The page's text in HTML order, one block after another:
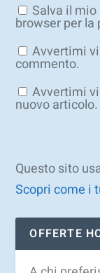
Salva il
browser per
Avvertimi
commento.
Avvertimi
nuovo articolo.
Questo sito
Scopri come i
OFFERTE